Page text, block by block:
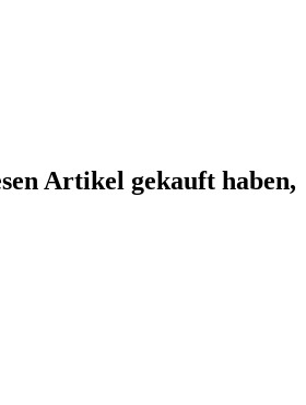
Artikel gekauft haben,